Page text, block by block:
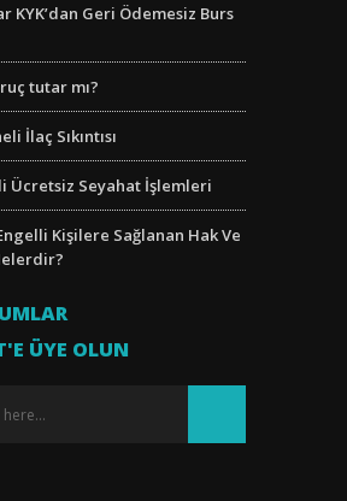
KYK’dan Geri Ödemesiz Burs
tutar mı?
İlaç Sıkıntısı
Ücretsiz Seyahat İşlemleri
Kişilere Sağlanan Hak Ve
ÜYE OLUN